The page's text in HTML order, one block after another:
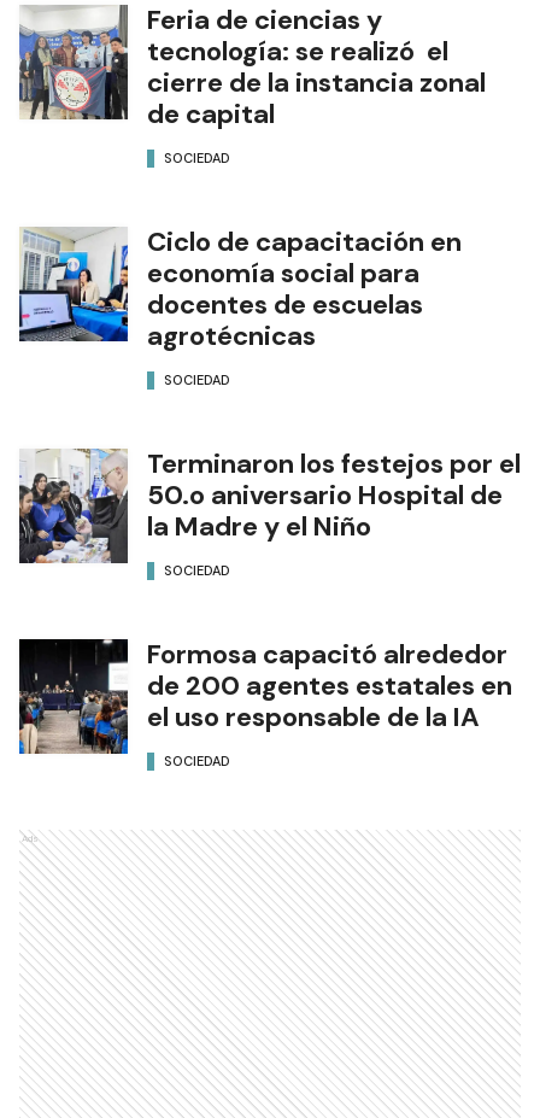
Feria de ciencias y
tecnología: se realizó el
cierre de la instancia zonal
de capital
SOCIEDAD
Ciclo de capacitación en
economía social para
docentes de escuelas
agrotécnicas
SOCIEDAD
Terminaron los festejos por el
50.o aniversario Hospital de
la Madre y el Niño
SOCIEDAD
Formosa capacitó alrededor
de 200 agentes estatales en
el uso responsable de la IA
SOCIEDAD
Ads